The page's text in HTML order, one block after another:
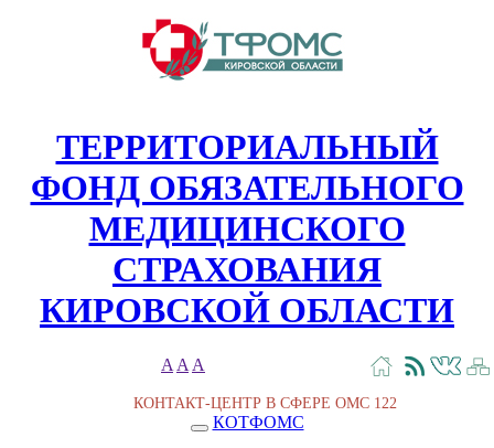
ТЕРРИТОРИАЛЬНЫЙ
ФОНД ОБЯЗАТЕЛЬНОГО
МЕДИЦИНСКОГО
СТРАХОВАНИЯ
КИРОВСКОЙ ОБЛАСТИ
A A A
КОНТАКТ-ЦЕНТР В СФЕРЕ ОМС 122
КОТФОМС